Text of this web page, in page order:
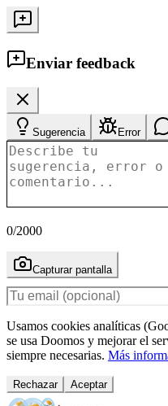
Enviar feedback
Sugerencia Error
0/2000
Capturar pantalla
Usamos cookies analíticas
se usa Doomos y mejorar el
siempre necesarias. Más
Rechazar Aceptar